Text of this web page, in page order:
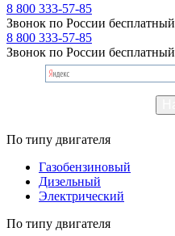
8 800 333-57-85
Звонок по России бесплатный
8 800 333-57-85
Звонок по России бесплатный
По типу двигателя
Газобензиновый
Дизельный
Электрический
По типу двигателя